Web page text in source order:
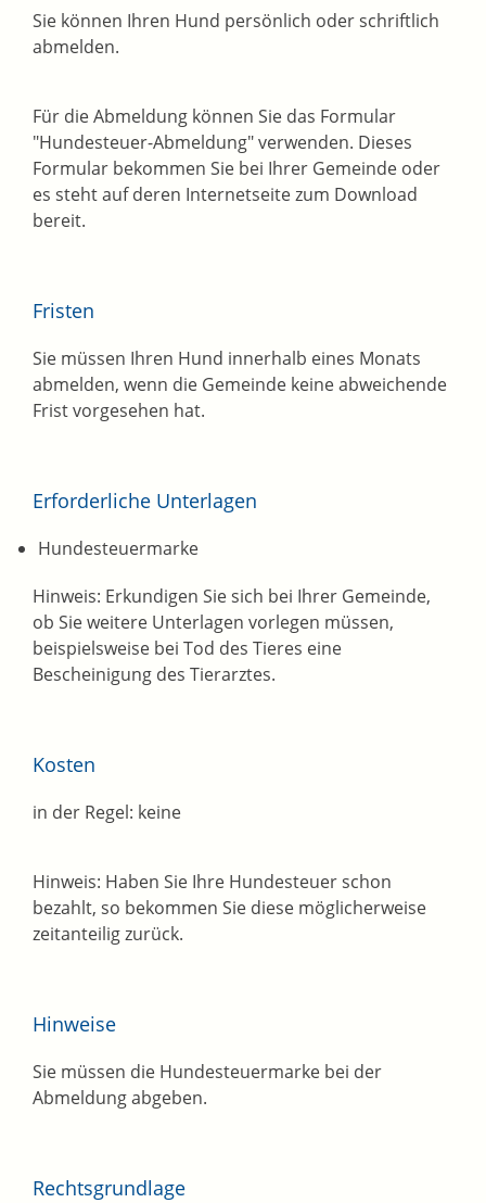
Sie können Ihren Hund persönlich oder schriftlich
abmelden.
Für die Abmeldung können Sie das Formular
"Hundesteuer-Abmeldung" verwenden. Dieses
Formular bekommen Sie bei Ihrer Gemeinde oder
es steht auf deren Internetseite zum Download
bereit.
Fristen
Sie müssen Ihren Hund innerhalb eines Monats
abmelden, wenn die Gemeinde keine abweichende
Frist vorgesehen hat.
Erforderliche Unterlagen
Hundesteuermarke
Hinweis: Erkundigen Sie sich bei Ihrer Gemeinde,
ob Sie weitere Unterlagen vorlegen müssen,
beispielsweise bei Tod des Tieres eine
Bescheinigung des Tierarztes.
Kosten
in der Regel: keine
Hinweis: Haben Sie Ihre Hundesteuer schon
bezahlt, so bekommen Sie diese möglicherweise
zeitanteilig zurück.
Hinweise
Sie müssen die Hundesteuermarke bei der
Abmeldung abgeben.
Rechtsgrundlage